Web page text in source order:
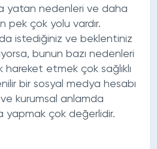
yatan nedenleri ve daha
pek çok yolu vardır.
istediğiniz ve beklentiniz
bunun bazı nedenleri
etmek çok sağlıklı
bir sosyal medya hesabı
kurumsal anlamda
yapmak çok değerlidir.